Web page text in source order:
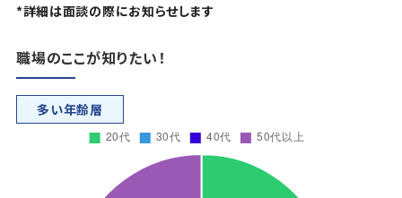
*詳細は面談の際にお知らせします
職場のここが知りたい！
多い年齢層